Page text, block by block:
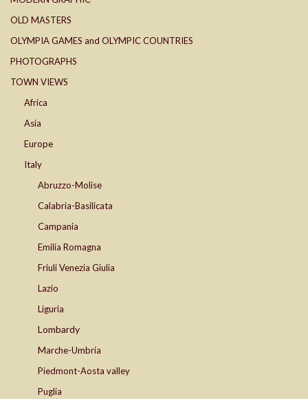
OLD MASTERS
OLYMPIA GAMES and OLYMPIC COUNTRIES
PHOTOGRAPHS
TOWN VIEWS
Africa
Asia
Europe
Italy
Abruzzo-Molise
Calabria-Basilicata
Campania
Emilia Romagna
Friuli Venezia Giulia
Lazio
Liguria
Lombardy
Marche-Umbria
Piedmont-Aosta valley
Puglia